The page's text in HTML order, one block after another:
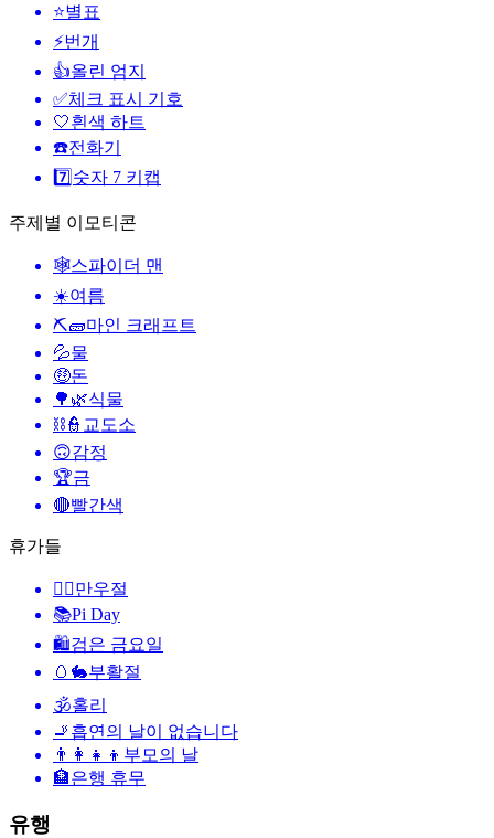
⭐별표
⚡번개
👍올린 엄지
✅체크 표시 기호
🤍흰색 하트
☎️전화기
7️⃣ 숫자 7 키캡
주제별 이모티콘
🕸️스파이더 맨
☀️여름
⛏🧱마인 크래프트
💦물
🤑돈
🌳🌿식물
⛓️👮 교도소
🙃감정
🏆금
🔴빨간색
휴가들
🙆‍♂️만우절
📚Pi Day
🛍검은 금요일
🥚🐇부활절
🕉홀리
🚬 흡연의 날이 없습니다
👨‍👩‍👧‍👦 부모의 날
🏦은행 휴무
유행